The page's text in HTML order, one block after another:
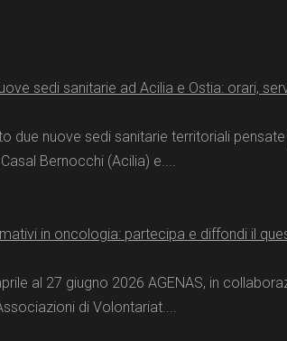
sedi sanitarie ad Acilia e Ostia: orari,
due nuove sedi sanitarie territoriali
Bernocchi (Acilia) e....
in oncologia: partecipa e diffondi il
al 27 giugno 2026 AGENAS, in
di Volontariat....